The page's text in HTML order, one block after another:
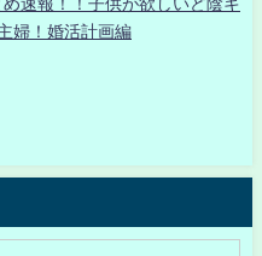
速報！！子供が欲しいど陰キ
婦！婚活計画編